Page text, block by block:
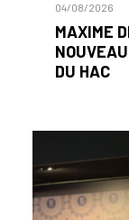
04/08/2026
MAXIME
DU HAC